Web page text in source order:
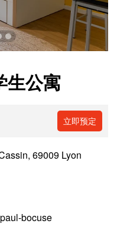
生公寓
立即预定
69009 Lyon
bocuse